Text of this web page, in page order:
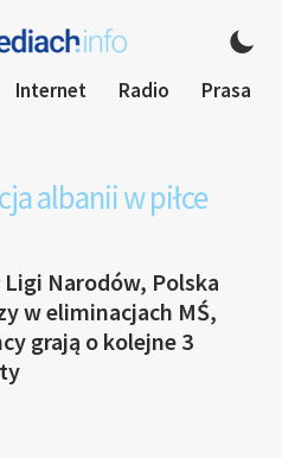
Internet Radio Prasa
albanii w piłce
Ligi Narodów, Polska
w eliminacjach MŚ,
grają o kolejne 3